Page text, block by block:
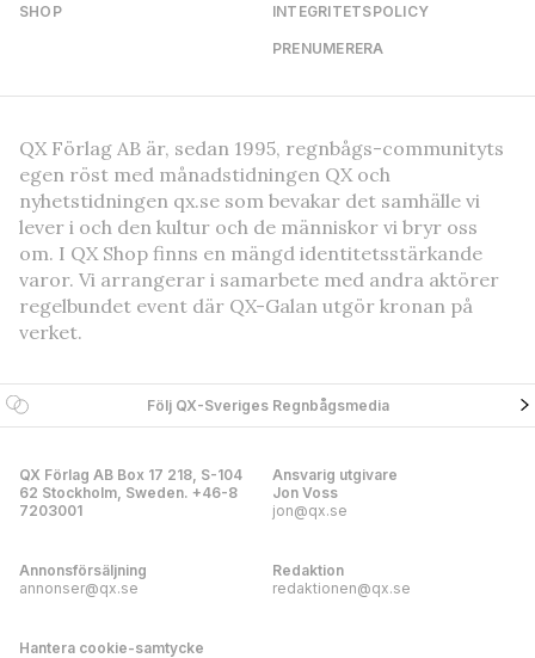
SHOP INTEGRITETSPOLICY
PRENUMERERA
QX Förlag AB är, sedan 1995, regnbågs-communityts
egen röst med månadstidningen QX och
nyhetstidningen qx.se som bevakar det samhälle vi
lever i och den kultur och de människor vi bryr oss
om. I QX Shop finns en mängd identitetsstärkande
varor. Vi arrangerar i samarbete med andra aktörer
regelbundet event där QX-Galan utgör kronan på
verket.
Följ QX-Sveriges Regnbågsmedia
QX Förlag AB Box 17 218, S-104
62 Stockholm, Sweden. +46-8
7203001
Ansvarig utgivare
Jon Voss
jon@qx.se
Annonsförsäljning
annonser@qx.se
Redaktion
redaktionen@qx.se
Hantera cookie-samtycke